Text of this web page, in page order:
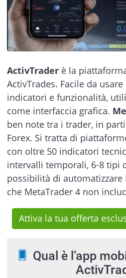
ActivTraderè la
ActivTrades. Facile da
indicatori e funzionalità,
come interfaccia grafica.
ben note tra i trader, in
Forex. Si tratta di
con oltre 50 indicatori
intervalli temporali, 6-8 tipi
possibilità di
che MetaTrader 4 non
Attiva la tua offerta
Qual è l’app